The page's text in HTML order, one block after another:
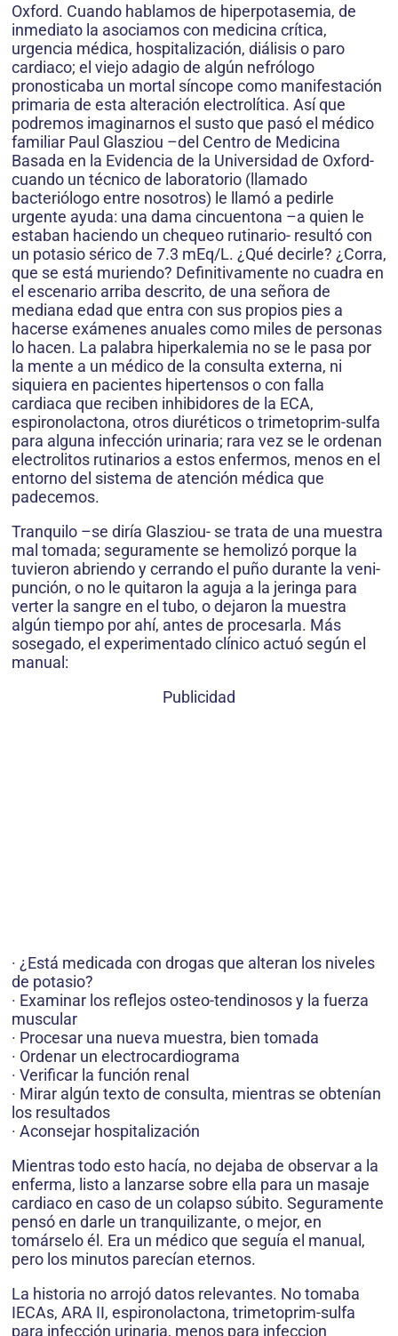
Oxford. Cuando hablamos de hiperpotasemia, de
inmediato la asociamos con medicina crítica,
urgencia médica, hospitalización, diálisis o paro
cardiaco; el viejo adagio de algún nefrólogo
pronosticaba un mortal síncope como manifestación
primaria de esta alteración electrolítica. Así que
podremos imaginarnos el susto que pasó el médico
familiar Paul Glasziou –del Centro de Medicina
Basada en la Evidencia de la Universidad de Oxford-
cuando un técnico de laboratorio (llamado
bacteriólogo entre nosotros) le llamó a pedirle
urgente ayuda: una dama cincuentona –a quien le
estaban haciendo un chequeo rutinario- resultó con
un potasio sérico de 7.3 mEq/L. ¿Qué decirle? ¿Corra,
que se está muriendo? Definitivamente no cuadra en
el escenario arriba descrito, de una señora de
mediana edad que entra con sus propios pies a
hacerse exámenes anuales como miles de personas
lo hacen. La palabra hiperkalemia no se le pasa por
la mente a un médico de la consulta externa, ni
siquiera en pacientes hipertensos o con falla
cardiaca que reciben inhibidores de la ECA,
espironolactona, otros diuréticos o trimetoprim-sulfa
para alguna infección urinaria; rara vez se le ordenan
electrolitos rutinarios a estos enfermos, menos en el
entorno del sistema de atención médica que
padecemos.
Tranquilo –se diría Glasziou- se trata de una muestra
mal tomada; seguramente se hemolizó porque la
tuvieron abriendo y cerrando el puño durante la veni-
punción, o no le quitaron la aguja a la jeringa para
verter la sangre en el tubo, o dejaron la muestra
algún tiempo por ahí, antes de procesarla. Más
sosegado, el experimentado clínico actuó según el
manual:
Publicidad
· ¿Está medicada con drogas que alteran los niveles
de potasio?
· Examinar los reflejos osteo-tendinosos y la fuerza
muscular
· Procesar una nueva muestra, bien tomada
· Ordenar un electrocardiograma
· Verificar la función renal
· Mirar algún texto de consulta, mientras se obtenían
los resultados
· Aconsejar hospitalización
Mientras todo esto hacía, no dejaba de observar a la
enferma, listo a lanzarse sobre ella para un masaje
cardiaco en caso de un colapso súbito. Seguramente
pensó en darle un tranquilizante, o mejor, en
tomárselo él. Era un médico que seguía el manual,
pero los minutos parecían eternos.
La historia no arrojó datos relevantes. No tomaba
IECAs, ARA II, espironolactona, trimetoprim-sulfa
para infección urinaria, menos para infeccion